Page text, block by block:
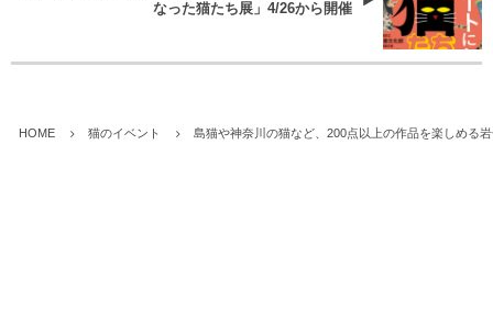
なった猫たち展」4/26から開催
HOME 猫のイベント 島猫や神奈川の猫など、200点以上の作品を楽しめる